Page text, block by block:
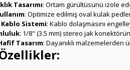
Tasarımı: Ortam gürültüsünü izole
: Optimize edilmiş oval kulak
Sistemi: Kablo dolaşmasını
: 1/8" (3.5 mm) stereo jak
Tasarım: Dayanıklı malzemelerden